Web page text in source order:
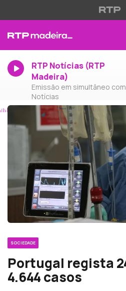
RTP Notícias (RTP
Madeira)
Emissão em simultâneo
Notícias
SOCIEDADE
Portugal regista
4.644 casos